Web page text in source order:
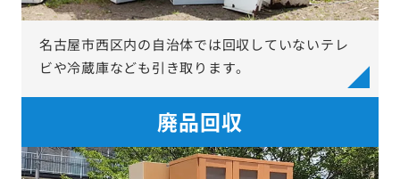
名古屋市西区内の自治体では回収していないテレ
ビや冷蔵庫なども引き取ります。
廃品回収